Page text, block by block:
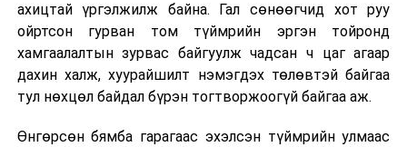
ахицтай үргэлжилж байна. Гал сөнөөгчид хот руу
ойртсон гурван том түймрийн эргэн тойронд
хамгаалалтын зурвас байгуулж чадсан ч цаг агаар
дахин халж, хуурайшилт нэмэгдэх төлөвтэй байгаа
тул нөхцөл байдал бүрэн тогтворжоогүй байгаа аж.
Өнгөрсөн бямба гарагаас эхэлсэн түймрийн улмаас